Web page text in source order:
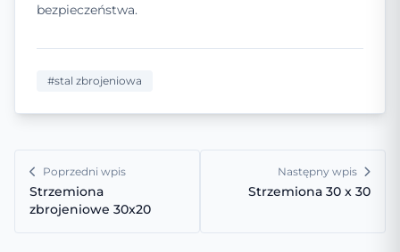
bezpieczeństwa.
#stal zbrojeniowa
Poprzedni wpis
Strzemiona
zbrojeniowe 30x20
Następny wpis
Strzemiona 30 x 30